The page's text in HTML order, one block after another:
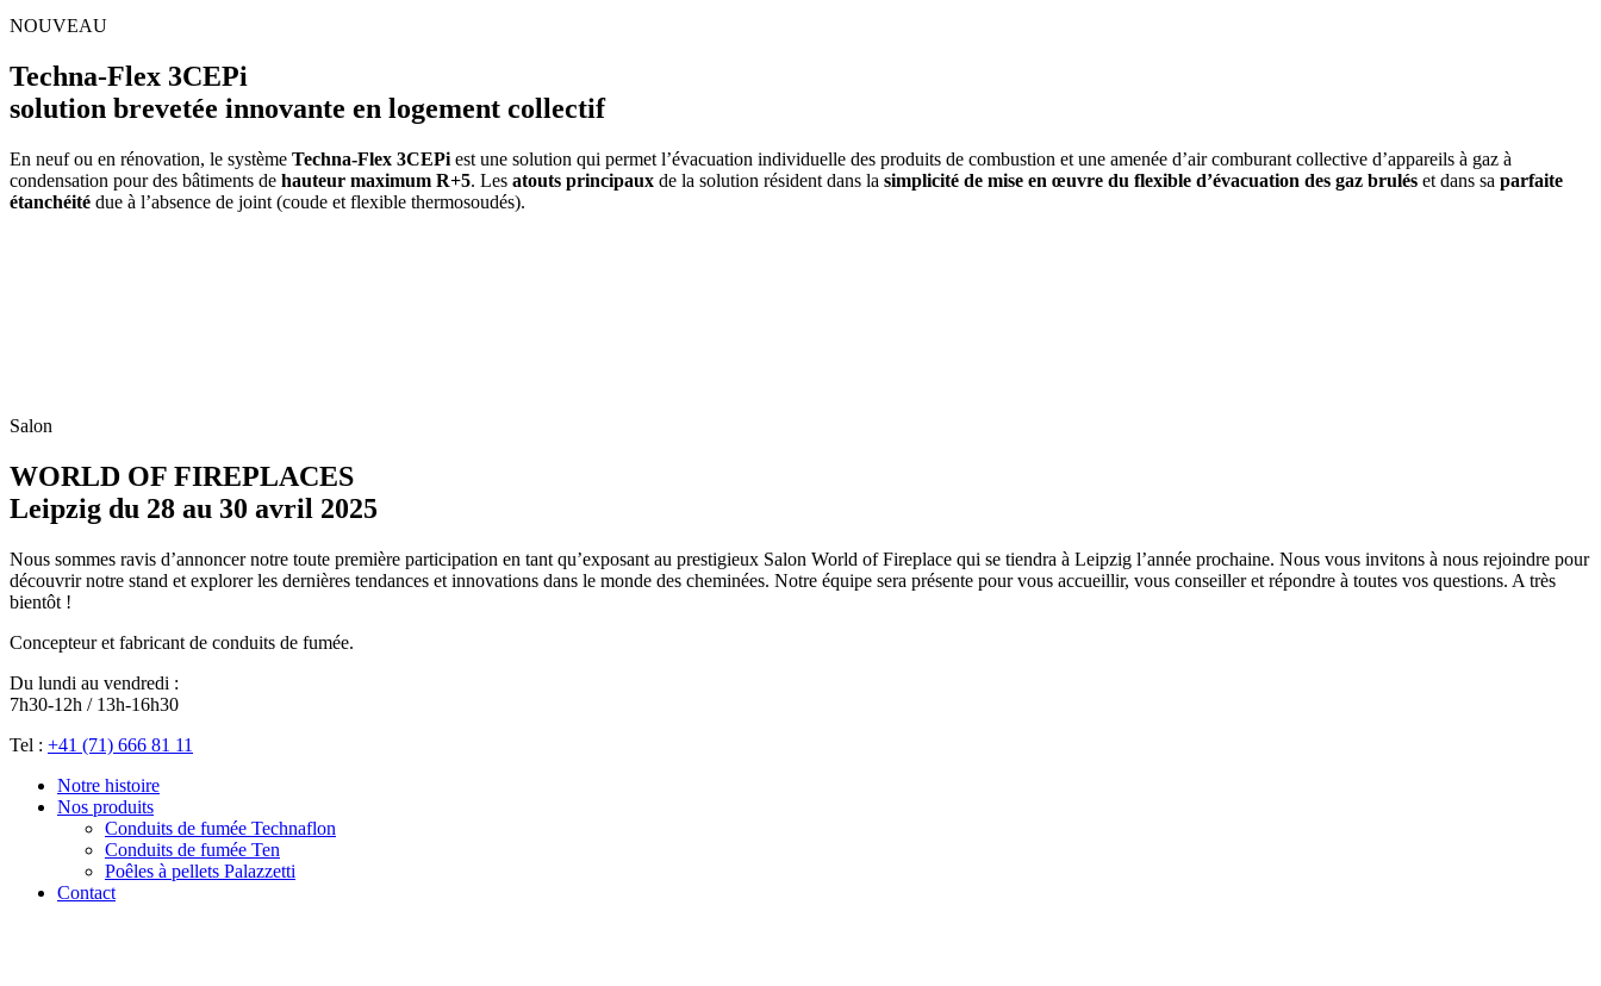
NOUVEAU
Techna-Flex 3CEPi
solution brevetée innovante en logement collectif
En neuf ou en rénovation, le système Techna-Flex 3CEPi est une solution qui permet l’évacuation individuelle des produits de combustion et une amenée d’air comburant collective d’appareils à gaz à
condensation pour des bâtiments de hauteur maximum R+5. Les atouts principaux de la solution résident dans la simplicité de mise en œuvre du flexible d’évacuation des gaz brulés et dans sa parfaite
étanchéité due à l’absence de joint (coude et flexible thermosoudés).
Salon
WORLD OF FIREPLACES
Leipzig du 28 au 30 avril 2025
Nous sommes ravis d’annoncer notre toute première participation en tant qu’exposant au prestigieux Salon World of Fireplace qui se tiendra à Leipzig l’année prochaine. Nous vous invitons à nous rejoindre pour
découvrir notre stand et explorer les dernières tendances et innovations dans le monde des cheminées. Notre équipe sera présente pour vous accueillir, vous conseiller et répondre à toutes vos questions. A très
bientôt !
Concepteur et fabricant de conduits de fumée.
Du lundi au vendredi :
7h30-12h / 13h-16h30
Tel : +41 (71) 666 81 11
Notre histoire
Nos produits
Conduits de fumée Technaflon
Conduits de fumée Ten
Poêles à pellets Palazzetti
Contact